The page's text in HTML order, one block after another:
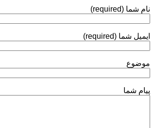
نام شما (required)
ایمیل شما (required)
موضوع
پیام شما